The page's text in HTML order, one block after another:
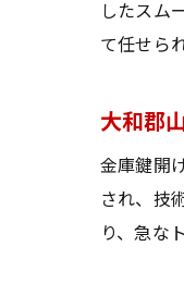
したスム
て任せら
大和郡
金庫鍵開
され、技
り、急な